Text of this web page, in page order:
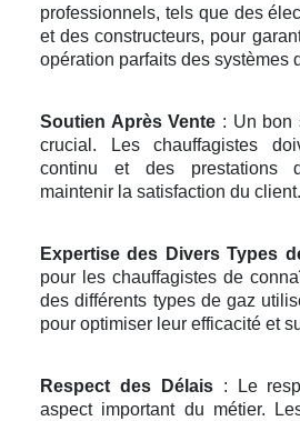
professionnels, tels que des
et des constructeurs, pour
opération parfaits des systèmes
Soutien Après Vente : Un bon
crucial. Les chauffagistes
continu et des prestations
maintenir la satisfaction du client.
Expertise des Divers Types
pour les chauffagistes de
des différents types de gaz
pour optimiser leur efficacité et
Respect des Délais: Le
aspect important du métier.